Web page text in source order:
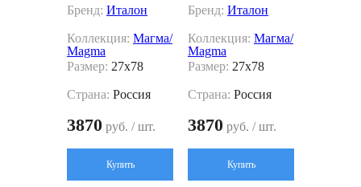
Бренд: Италон
Коллекция: Магма/
Magma
Размер: 27x78
Страна: Россия
3870 руб. / шт.
Купить
Бренд: Италон
Коллекция: Магма/
Magma
Размер: 27x78
Страна: Россия
3870 руб. / шт.
Купить